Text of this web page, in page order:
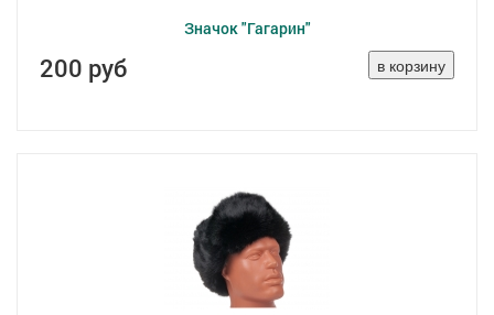
Значок "Гагарин"
200 руб